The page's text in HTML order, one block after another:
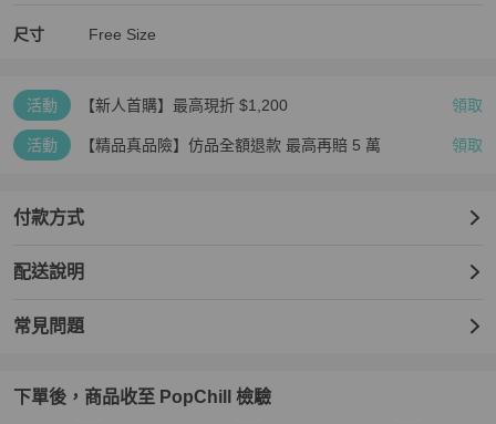
尺寸 Free Size
活動 【新人首購】最高現折 $1,200 領取
活動 【精品真品險】仿品全額退款 最高再賠 5 萬 領取
付款方式
配送說明
常見問題
下單後，商品收至 PopChill 檢驗